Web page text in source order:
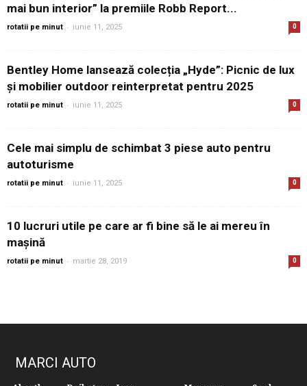
mai bun interior” la premiile Robb Report...
rotatii pe minut - iunie 11, 2025 0
Bentley Home lansează colecția „Hyde”: Picnic de lux
și mobilier outdoor reinterpretat pentru 2025
rotatii pe minut - iunie 11, 2025 0
Cele mai simplu de schimbat 3 piese auto pentru
autoturisme
rotatii pe minut - iunie 11, 2025 0
10 lucruri utile pe care ar fi bine să le ai mereu în
mașină
rotatii pe minut - martie 28, 2019 0
MARCI AUTO